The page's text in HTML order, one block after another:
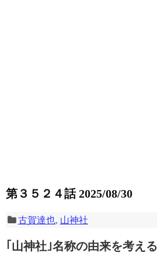
第３５２４話 2025/08/30
古賀達也, 山神社
｢山神社｣名称の由来を考える